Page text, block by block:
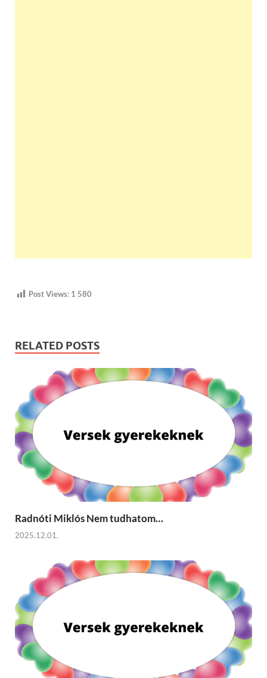
Post Views: 1 580
RELATED POSTS
Radnóti Miklós Nem tudhatom…
2025.12.01.